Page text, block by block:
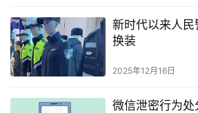
新时代以来人
换装
2025年12月16日
微信泄密行为